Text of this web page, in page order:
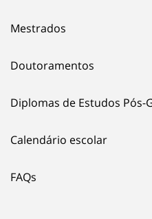
Mestrados
Doutoramentos
Diplomas de Estudos Pós-
Calendário escolar
FAQs